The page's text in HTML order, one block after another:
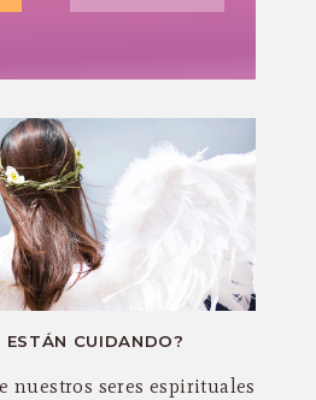
ESTÁN CUIDANDO?
nuestros seres espirituales